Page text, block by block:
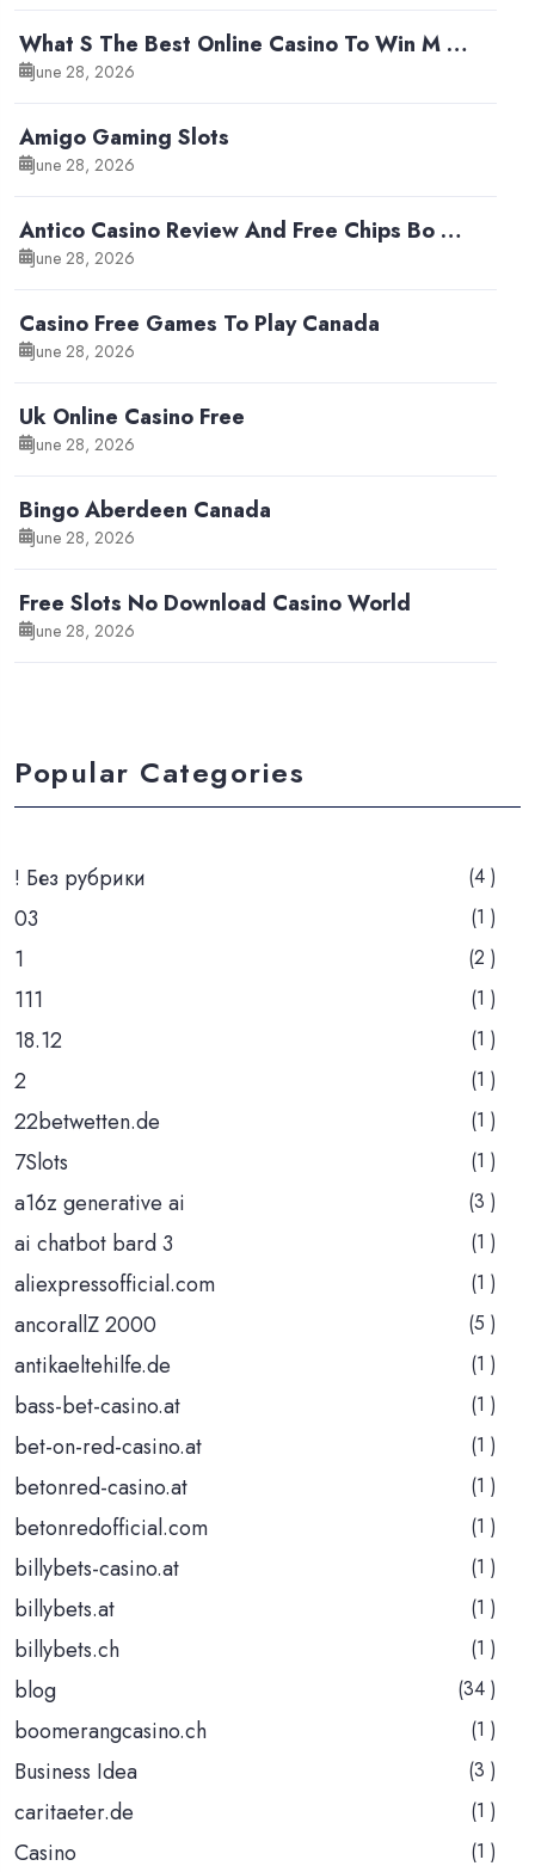
What S The Best Online Casino To Win M …
June 28, 2026
Amigo Gaming Slots
June 28, 2026
Antico Casino Review And Free Chips Bo …
June 28, 2026
Casino Free Games To Play Canada
June 28, 2026
Uk Online Casino Free
June 28, 2026
Bingo Aberdeen Canada
June 28, 2026
Free Slots No Download Casino World
June 28, 2026
Popular Categories
! Без рубрики (4 )
03 (1 )
1 (2 )
111 (1 )
18.12 (1 )
2 (1 )
22betwetten.de (1 )
7Slots (1 )
a16z generative ai (3 )
ai chatbot bard 3 (1 )
aliexpressofficial.com (1 )
ancorallZ 2000 (5 )
antikaeltehilfe.de (1 )
bass-bet-casino.at (1 )
bet-on-red-casino.at (1 )
betonred-casino.at (1 )
betonredofficial.com (1 )
billybets-casino.at (1 )
billybets.at (1 )
billybets.ch (1 )
blog (34 )
boomerangcasino.ch (1 )
Business Idea (3 )
caritaeter.de (1 )
Casino (1 )